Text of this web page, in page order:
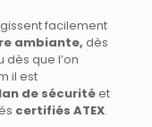
facilement
ambiante, dès
dès que l’on
il est
de sécuritéet
certifiés ATEX.